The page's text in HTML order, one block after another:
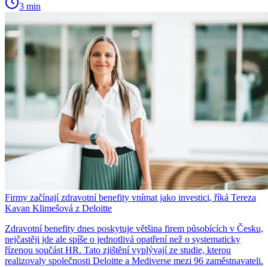
3 min
Firmy začínají zdravotní benefity vnímat jako investici, říká Tereza
Kavan Klimešová z Deloitte
Zdravotní benefity dnes poskytuje většina firem působících v Česku,
nejčastěji jde ale spíše o jednotlivá opatření než o systematicky
řízenou součást HR. Tato zjištění vyplývají ze studie, kterou
realizovaly společnosti Deloitte a Mediverse mezi 96 zaměstnavateli.